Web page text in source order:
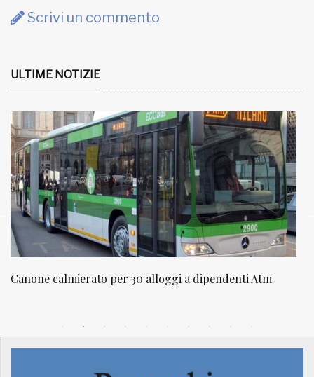
Scrivi un commento
ULTIME NOTIZIE
a dipendenti Atm NATUROPATIA IN BREVE 20/01